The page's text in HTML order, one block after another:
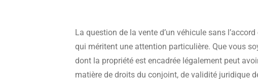
La question de la vente d’un véhicule sans
qui méritent une attention particulière. Que vous
dont la propriété est encadrée légalement peut
matière de droits du conjoint, de validité juridique